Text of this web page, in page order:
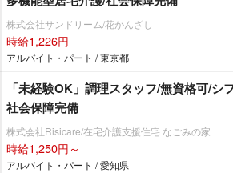
株式会社サンドリーム/花かんざし
時給1,226円
アルバイト・パート / 東京都
「未経験OK」調理スタッフ/無資格可/シ
社会保障完備
株式会社Risicare/在宅介護支援住宅 なごみの家
時給1,250円～
アルバイト・パート / 愛知県